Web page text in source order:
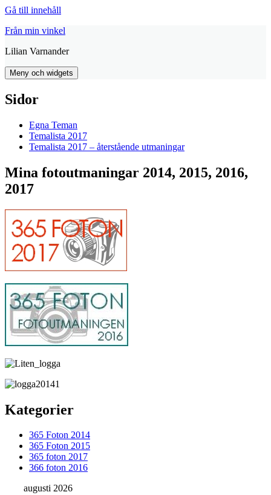
Gå till innehåll
Från min vinkel
Lilian Varnander
Meny och widgets
Sidor
Egna Teman
Temalista 2017
Temalista 2017 – återstående utmaningar
Mina fotoutmaningar 2014, 2015, 2016,
2017
Kategorier
365 Foton 2014
365 Foton 2015
365 foton 2017
366 foton 2016
augusti 2026